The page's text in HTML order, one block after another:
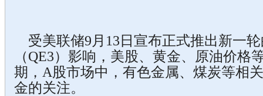
受美联储9月13日宣布正式推出新一
（QE3）影响，美股、黄金、原油价格
期，A股市场中，有色金属、煤炭等相
金的关注。